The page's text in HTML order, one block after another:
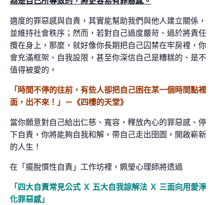
適度的罪惡感與自責，其實能幫助我們與他人建立關係，
並維持社會秩序；然而，若對自己過度嚴苛、過於將責任
攬在身上，那麼，就好像你長期把自己囚禁在牢房裡，你
會充滿框架、自我設限，甚至你深信自己是糟糕的、是不
值得被愛的。
「時間不停的往前，有些人卻把自己困在某一個時間點裡
面，出不來！」－《四樓的天堂》
當你願意對自己給出仁慈、寬容，釋放內心的罪惡感、停
下自責，你將能夠自我和解，帶自己走出囹圄，開啟嶄新
的人生！
在「擺脫慣性自責」工作坊裡，姵瑩心理師將透過
「四大自責常見公式 Ｘ 五大自我諒解法 Ｘ 三面向用愛淨
化罪惡感」